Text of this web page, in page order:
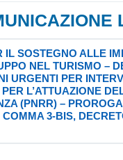
IL SOSTEGNO ALLE
NEL TURISMO –
URGENTI PER
L’ATTUAZIONE
(PNRR) –
3-BIS,